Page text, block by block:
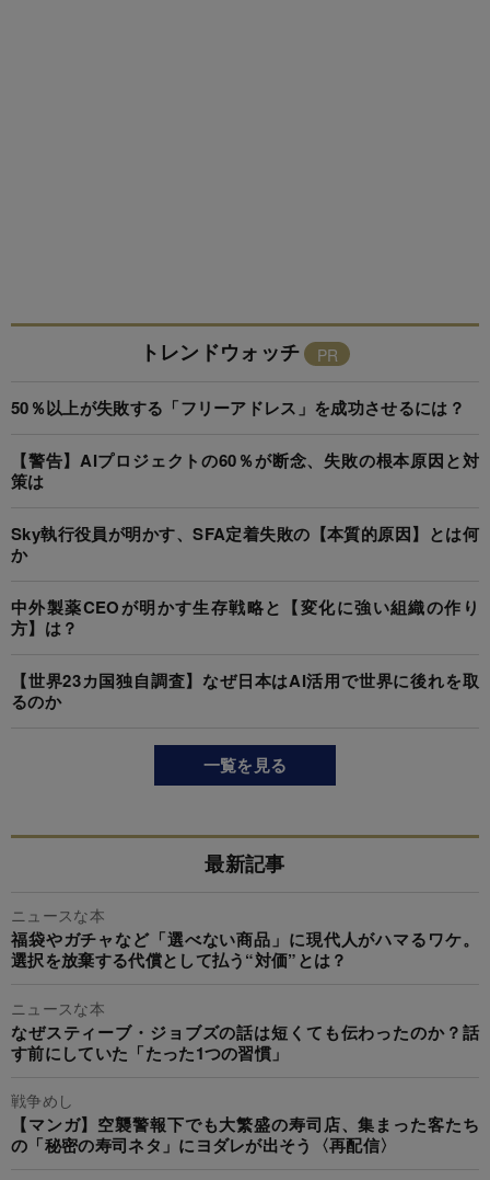
トレンドウォッチ
50％以上が失敗する「フリーアドレス」を成功させるには？
【警告】AIプロジェクトの60％が断念、失敗の根本原因と対
策は
Sky執行役員が明かす、SFA定着失敗の【本質的原因】とは何
か
中外製薬CEOが明かす生存戦略と【変化に強い組織の作り
方】は？
【世界23カ国独自調査】なぜ日本はAI活用で世界に後れを取
るのか
一覧を見る
最新記事
ニュースな本
福袋やガチャなど「選べない商品」に現代人がハマるワケ。
選択を放棄する代償として払う“対価”とは？
ニュースな本
なぜスティーブ・ジョブズの話は短くても伝わったのか？話
す前にしていた「たった1つの習慣」
戦争めし
【マンガ】空襲警報下でも大繁盛の寿司店、集まった客たち
の「秘密の寿司ネタ」にヨダレが出そう〈再配信〉